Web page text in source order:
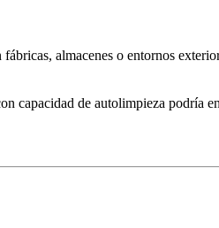
almacenes o entornos
capacidad de autolimpieza podría